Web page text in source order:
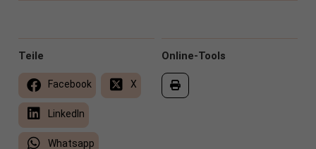
Online-Tools
Teile
Facebook X
LinkedIn
Whatsapp